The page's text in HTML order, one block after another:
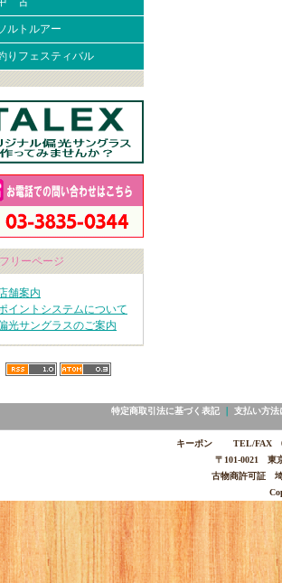
ルトルアー
りフェスティバル
リーページ
舗案内
イントシステムについて
光サングラスのご案内
特定商取引法に基づく表記｜ 支払い方法
キーポン TEL/FAX
〒101-0021 東
古物商許可証